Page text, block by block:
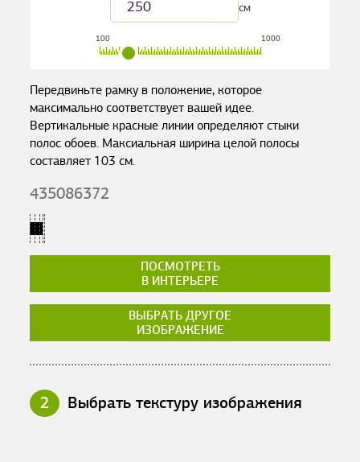
см
100 1000
Передвиньте рамку в положение, которое
максимально соответствует вашей идее.
Вертикальные красные линии определяют стыки
полос обоев. Максиальная ширина целой полосы
составляет 103 см.
435086372
ПОСМОТРЕТЬ
В ИНТЕРЬЕРЕ
ВЫБРАТЬ ДРУГОЕ
ИЗОБРАЖЕНИЕ
2 Выбрать текстуру изображения